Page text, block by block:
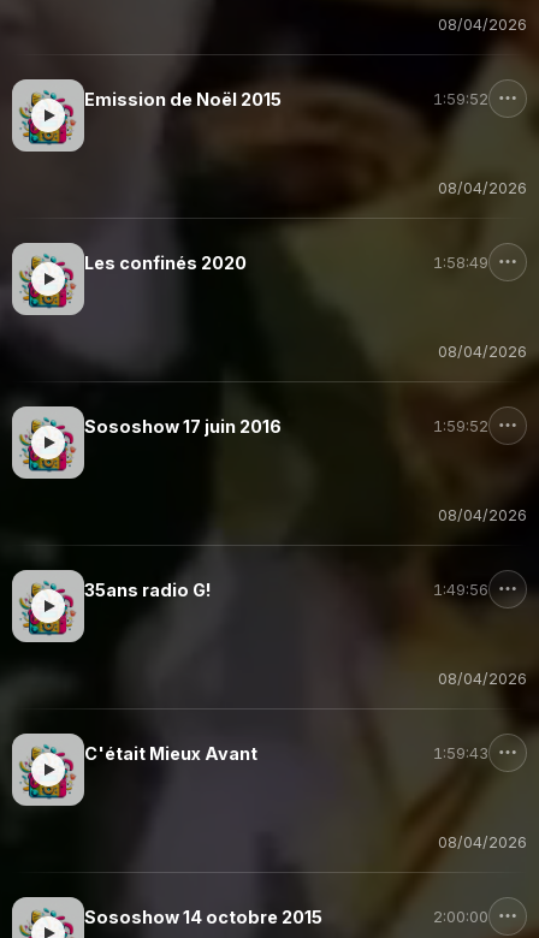
08/04/2026
Emission de Noël 2015 1:59:52
08/04/2026
Les confinés 2020 1:58:49
08/04/2026
Sososhow 17 juin 2016 1:59:52
08/04/2026
35ans radio G! 1:49:56
08/04/2026
C'était Mieux Avant 1:59:43
08/04/2026
Sososhow 14 octobre 2015 2:00:00